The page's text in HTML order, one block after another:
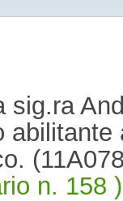
sig.ra
n. 158 )